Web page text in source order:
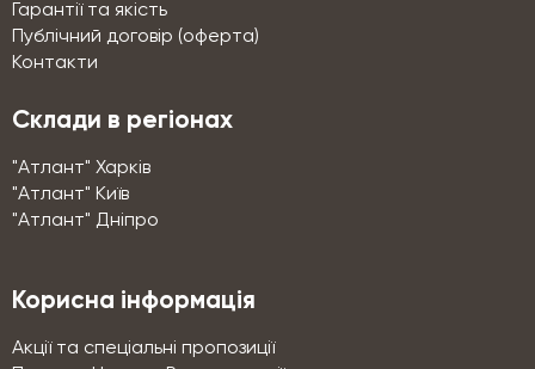
Гарантії та якість
Публічний договір (оферта)
Контакти
Склади в регіонах
"Атлант" Харків
"Атлант" Київ
"Атлант" Дніпро
Корисна інформація
Акції та спеціальні пропозиції